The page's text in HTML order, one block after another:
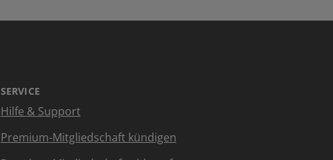
SERVICE
Hilfe & Support
Premium-Mitgliedschaft kündigen